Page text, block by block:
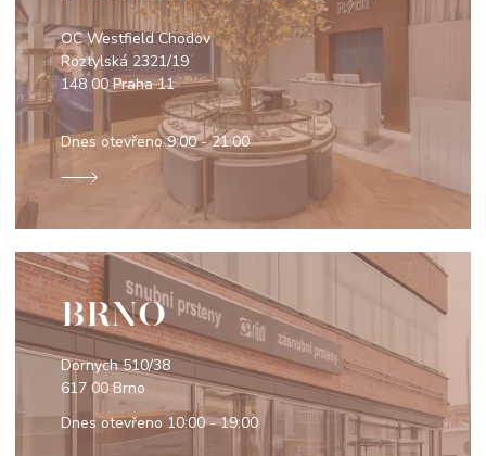
OC Westfield Chodov
Roztylská 2321/19
148 00 Praha 11
Dnes otevřeno9:00 - 21:00
BRNO
Dornych 510/38
617 00 Brno
Dnes otevřeno 10:00 - 19:00